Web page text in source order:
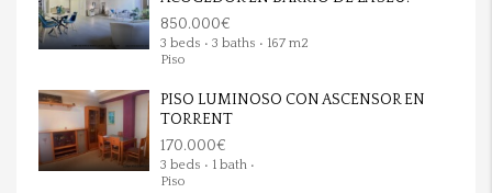
850.000€
3 beds • 3 baths • 167 m2
Piso
PISO LUMINOSO CON ASCENSOR EN
TORRENT
170.000€
3 beds • 1 bath •
Piso